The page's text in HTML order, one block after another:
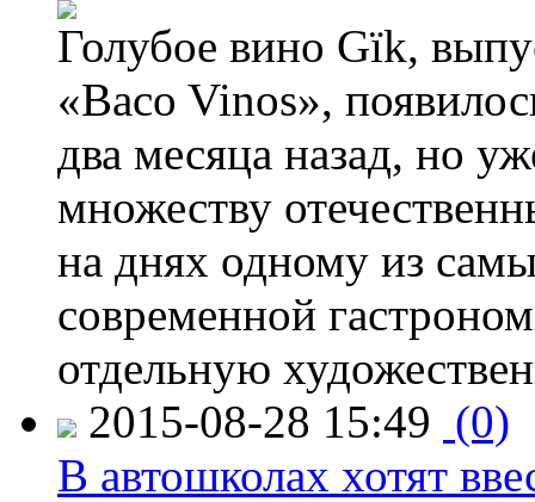
Голубое вино Gïk,
«Baco Vinos»,
два месяца назад, но
множеству
на днях одному из
современной
отдельную
2015-08-28 15:49 (0)
В автошколах хотят